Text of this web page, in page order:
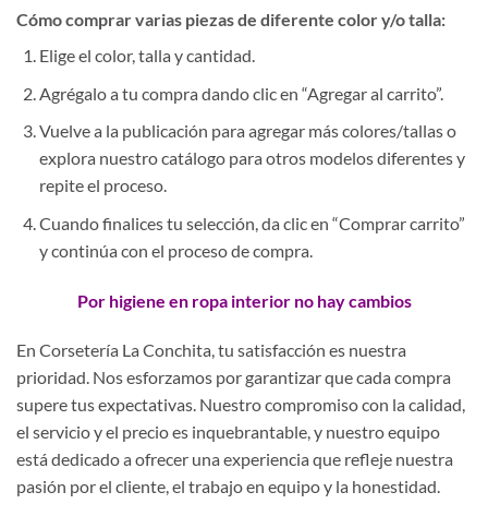
Cómo comprar varias piezas de diferente color y/o talla:
Elige el color, talla y cantidad.
Agrégalo a tu compra dando clic en “Agregar al carrito”.
Vuelve a la publicación para agregar más colores/tallas o
explora nuestro catálogo para otros modelos diferentes y
repite el proceso.
Cuando finalices tu selección, da clic en “Comprar carrito”
y continúa con el proceso de compra.
Por higiene en ropa interior no hay cambios
En Corsetería La Conchita, tu satisfacción es nuestra
prioridad. Nos esforzamos por garantizar que cada compra
supere tus expectativas. Nuestro compromiso con la calidad,
el servicio y el precio es inquebrantable, y nuestro equipo
está dedicado a ofrecer una experiencia que refleje nuestra
pasión por el cliente, el trabajo en equipo y la honestidad.